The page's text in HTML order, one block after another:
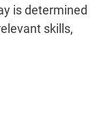
is determined
skills,